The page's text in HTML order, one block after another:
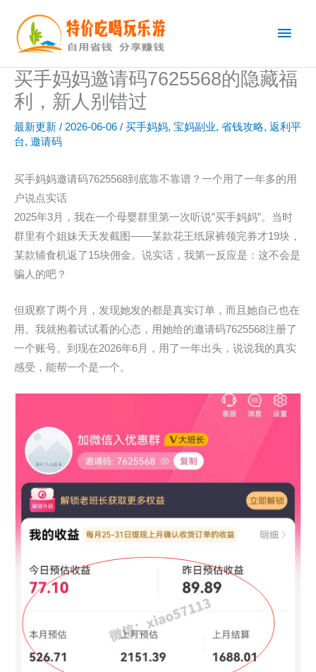
容
主
菜
买手妈妈邀请码7625568的隐藏福
利，新人别错过
最新更新 / 2026-06-06 / 买手妈妈, 宝妈副业, 省钱攻略, 返利平
台, 邀请码
买手妈妈邀请码7625568到底靠不靠谱？一个用了一年多的用
户说点实话
2025年3月，我在一个母婴群里第一次听说”买手妈妈”。当时
群里有个姐妹天天发截图——某款花王纸尿裤领完券才19块，
某款辅食机返了15块佣金。说实话，我第一反应是：这不会是
骗人的吧？
但观察了两个月，发现她发的都是真实订单，而且她自己也在
用。我就抱着试试看的心态，用她给的邀请码7625568注册了
一个账号。到现在2026年6月，用了一年出头，说说我的真实
感受，能帮一个是一个。